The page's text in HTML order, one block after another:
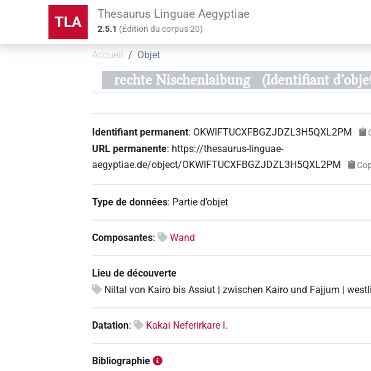
TLA Thesaurus Linguae Aegyptiae
2.5.1 (Édition du corpus20)
Accueil Objet
rechte Nischenlaibung (Identifiant
Identifiant permanent: OKWIFTUCXFBGZJDZL3H5QXL2PM
URL permanente: https://thesaurus-linguae-
aegyptiae.de/object/OKWIFTUCXFBGZJDZL3H5QXL2PM
Type de données: Partie d’objet
Composantes: Wand
Lieu de découverte
Niltal von Kairo bis Assiut | zwischen Kairo und Fajjum |
Datation: Kakai Neferirkare I.
Bibliographie